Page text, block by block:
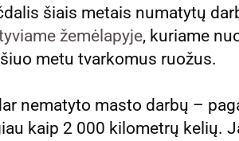
šiais metais numatytų
žemėlapyje, kuriame
metu tvarkomus ruožus.
nematyto masto darbų –
kaip 2 000 kilometrų kelių.